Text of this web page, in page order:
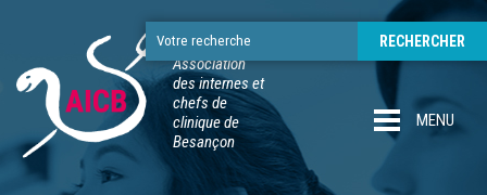
Association
des internes et
chefs de
clinique de
Besançon
MENU